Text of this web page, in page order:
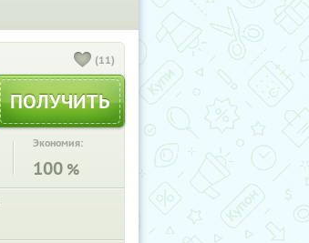
(11)
Экономия:
100 %